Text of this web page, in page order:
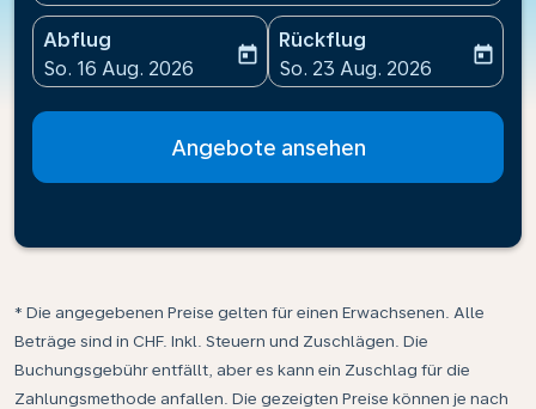
Abflug
fc-booking-departure-date-aria-label
So. 16 Aug. 2026
today
Rückflug
fc-booking-return-date-
So. 23 Aug. 2026
today
Angebote ansehen
* Die angegebenen Preise gelten für einen Erwachsenen. Alle
Beträge sind in CHF. Inkl. Steuern und Zuschlägen. Die
Buchungsgebühr entfällt, aber es kann ein Zuschlag für die
Zahlungsmethode anfallen. Die gezeigten Preise können je nach